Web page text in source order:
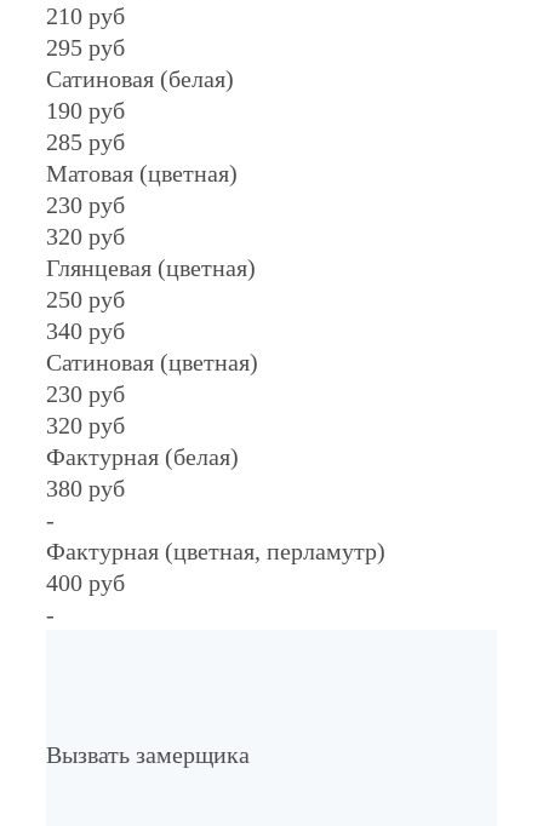
210 руб
295 руб
Сатиновая (белая)
190 руб
285 руб
Матовая (цветная)
230 руб
320 руб
Глянцевая (цветная)
250 руб
340 руб
Сатиновая (цветная)
230 руб
320 руб
Фактурная (белая)
380 руб
-
Фактурная (цветная, перламутр)
400 руб
-
Вызвать замерщика